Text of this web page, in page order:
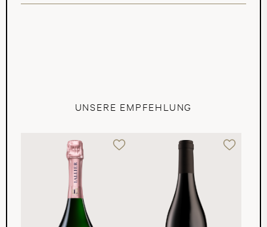
UNSERE EMPFEHLUNG